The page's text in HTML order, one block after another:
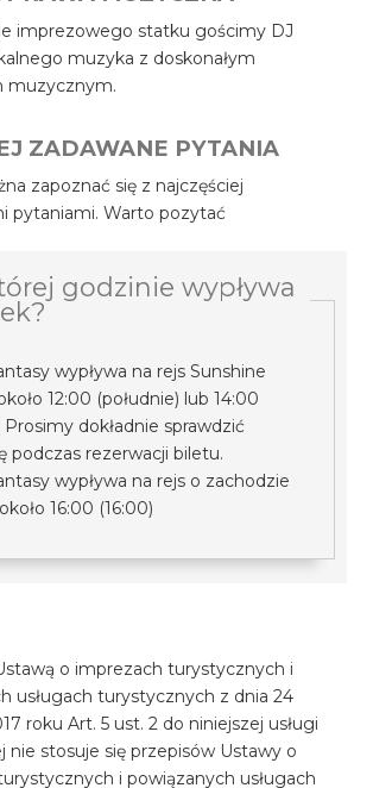
imprezowego statku gościmy DJ
muzyka z doskonałym
muzycznym.
ZADAWANE PYTANIA
zapoznać się z najczęściej
pytaniami. Warto pozytać
godzinie wypływa
wypływa na rejs Sunshine
12:00 (południe) lub 14:00
Prosimy dokładnie sprawdzić
podczas rezerwacji biletu.
wypływa na rejs o zachodzie
16:00 (16:00)
o imprezach turystycznych i
usługach turystycznych z dnia 24
roku Art. 5 ust. 2 do niniejszej usługi
nie stosuje się przepisów Ustawy o
i powiązanych usługach